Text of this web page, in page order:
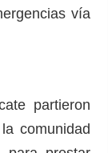
vía
partieron
comunidad